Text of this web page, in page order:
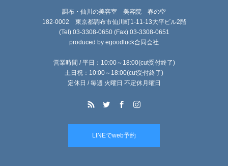
調布・仙川の美容室 美容院 春の空
182-0002 東京都調布市仙川町1-11-13大平ビル2階
(Tel) 03-3308-0650 (Fax) 03-3308-0651
produced by egoodluck合同会社
営業時間 / 平日：10:00～18:00(cut受付終了)
土日祝：10:00～18:00(cut受付終了)
定休日 / 毎週 火曜日 不定休月曜日
LINEでweb予約